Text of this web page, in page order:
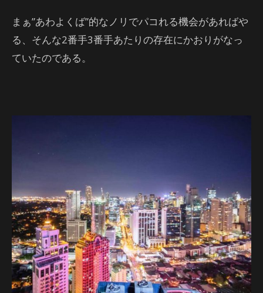
まぁ”あわよくば”的なノリでパコれる機会があればや
る、そんな2番手3番手あたりの存在にかおりがなっ
ていたのである。